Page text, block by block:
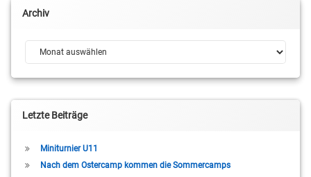
Archiv
Archiv
Letzte Beiträge
Miniturnier U11
Nach dem Ostercamp kommen die Sommercamps